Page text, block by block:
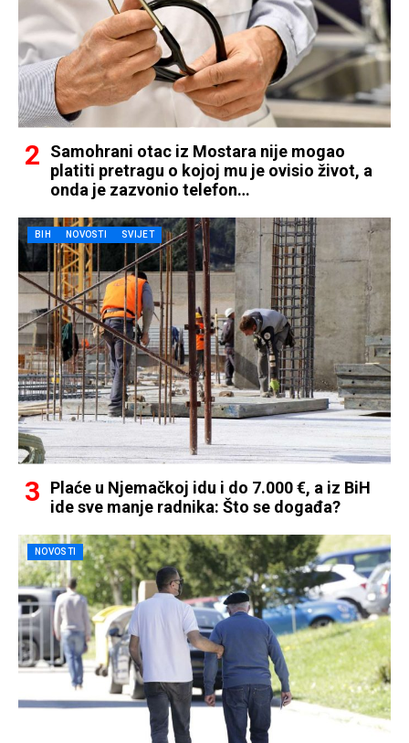
Samohrani otac iz Mostara nije mogao
platiti pretragu o kojoj mu je ovisio život, a
onda je zazvonio telefon…
BIH NOVOSTI SVIJET
Plaće u Njemačkoj idu i do 7.000 €, a iz BiH
ide sve manje radnika: Što se događa?
NOVOSTI